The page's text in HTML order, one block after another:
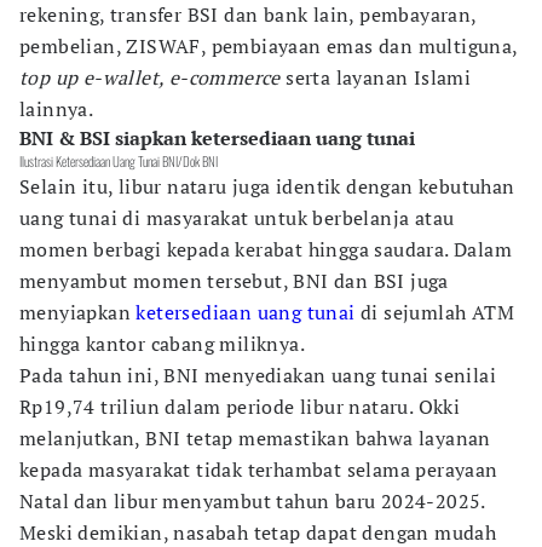
rekening, transfer BSI dan bank lain, pembayaran,
pembelian, ZISWAF, pembiayaan emas dan multiguna,
top up e-wallet, e-commerceserta layanan Islami
lainnya.
BNI & BSI siapkan ketersediaan uang tunai
Ilustrasi Ketersediaan Uang Tunai BNI/Dok BNI
Selain itu, libur nataru juga identik dengan kebutuhan
uang tunai di masyarakat untuk berbelanja atau
momen berbagi kepada kerabat hingga saudara. Dalam
menyambut momen tersebut, BNI dan BSI juga
menyiapkanketersediaan uang tunai di sejumlah ATM
hingga kantor cabang miliknya.
Pada tahun ini, BNI menyediakan uang tunai senilai
Rp19,74 triliun dalam periode libur nataru. Okki
melanjutkan, BNI tetap memastikan bahwa layanan
kepada masyarakat tidak terhambat selama perayaan
Natal dan libur menyambut tahun baru 2024-2025.
Meski demikian, nasabah tetap dapat dengan mudah